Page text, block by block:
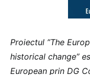
Proiectul ”The
historical change”
European prin DG